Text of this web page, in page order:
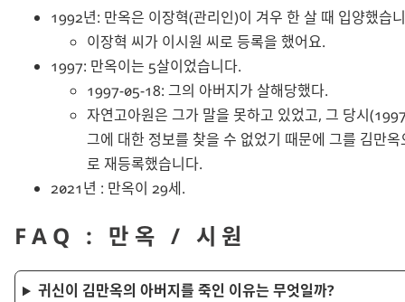
1992년: 만옥은 이장혁(관리인)이 겨우 한 살 때 입양했습
이장혁 씨가 이시원 씨로 등록을 했어요.
1997: 만옥이는 5살이었습니다.
1997-05-18: 그의 아버지가 살해당했다.
자연고아원은 그가 말을 못하고 있었고, 그 당시
그에 대한 정보를 찾을 수 없었기 때문에 그를 김만옥
로 재등록했습니다.
2021년 : 만옥이 29세.
FAQ : 만옥 / 시원
귀신이 김만옥의 아버지를 죽인 이유는 무엇일까?